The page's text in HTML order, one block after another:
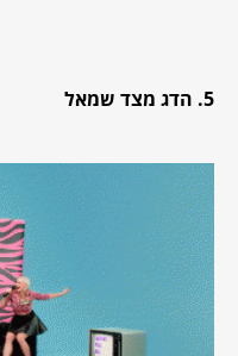
5. הדג מצד שמאל